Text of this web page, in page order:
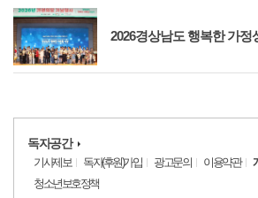
2026경상남도 행복한 가정
독자공간
기사제보 독자(후원)가입 광고문의 이용약관
청소년보호정책